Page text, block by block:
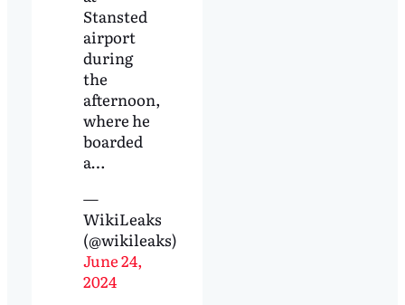
Stansted
airport
during
the
afternoon,
where he
boarded
a…
—
WikiLeaks
(@wikileaks)
June 24,
2024